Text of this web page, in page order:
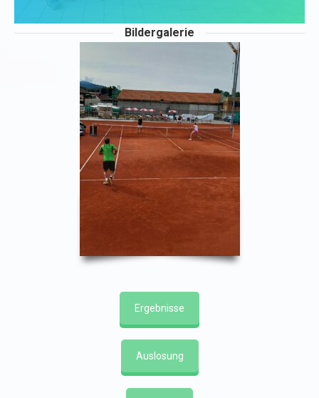
Bildergalerie
Ergebnisse
Auslosung